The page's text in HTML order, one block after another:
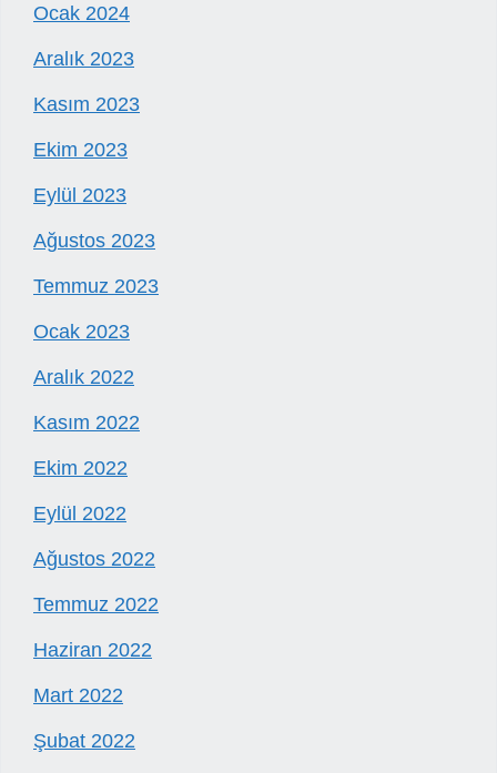
Ocak 2024
Aralık 2023
Kasım 2023
Ekim 2023
Eylül 2023
Ağustos 2023
Temmuz 2023
Ocak 2023
Aralık 2022
Kasım 2022
Ekim 2022
Eylül 2022
Ağustos 2022
Temmuz 2022
Haziran 2022
Mart 2022
Şubat 2022